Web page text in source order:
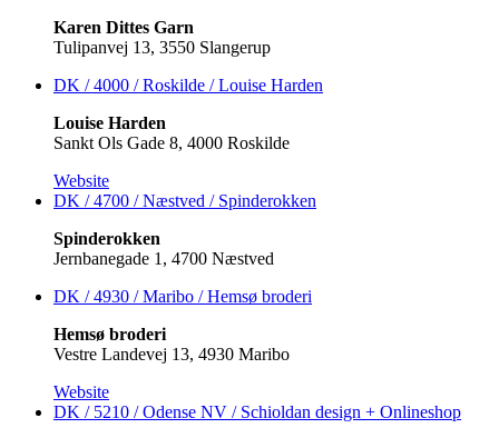
Karen Dittes Garn
Tulipanvej 13, 3550 Slangerup
DK / 4000 / Roskilde / Louise Harden
Louise Harden
Sankt Ols Gade 8, 4000 Roskilde
Website
DK / 4700 / Næstved / Spinderokken
Spinderokken
Jernbanegade 1, 4700 Næstved
DK / 4930 / Maribo / Hemsø broderi
Hemsø broderi
Vestre Landevej 13, 4930 Maribo
Website
DK / 5210 / Odense NV / Schioldan design + Onlineshop